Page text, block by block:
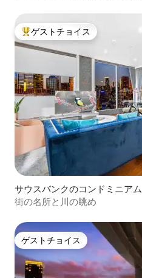
大好評のゲストチョイスです。
ゲストチョイス
サウスバンクのコンドミニアム
街の名所と川の眺め
ゲストチョイス
ゲストチョイス